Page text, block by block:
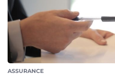
ASSURANCE